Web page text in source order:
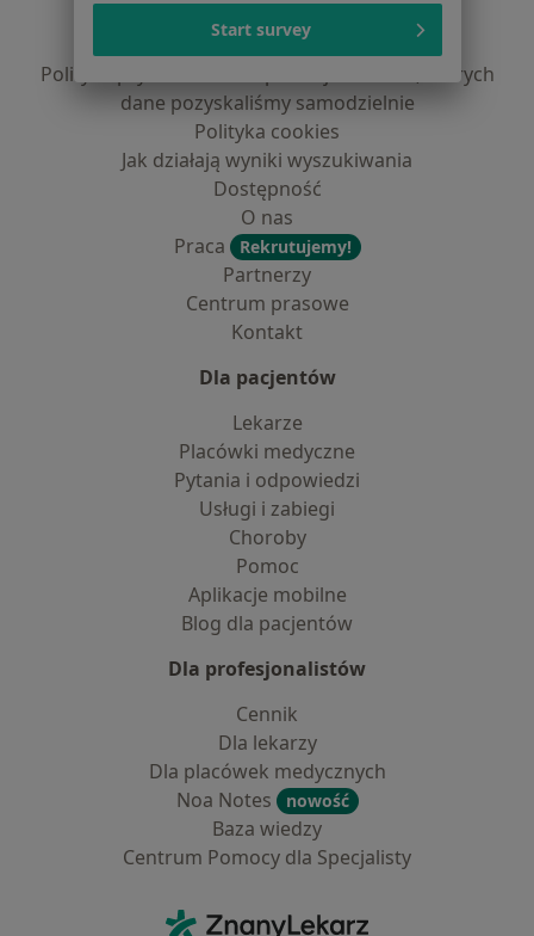
Polityka prywatności profesjonalistów
Polityka prywatności dla profesjonalistów, których
dane pozyskaliśmy samodzielnie
Polityka cookies
Jak działają wyniki wyszukiwania
Dostępność
O nas
Praca
Rekrutujemy!
Partnerzy
Centrum prasowe
Kontakt
Dla pacjentów
Lekarze
Placówki medyczne
Pytania i odpowiedzi
Usługi i zabiegi
Choroby
Pomoc
Aplikacje mobilne
Blog dla pacjentów
Dla profesjonalistów
Cennik
Dla lekarzy
Dla placówek medycznych
Noa Notes
nowość
Baza wiedzy
Centrum Pomocy dla Specjalisty
ZnanyLekarz - Strona główna
Start survey